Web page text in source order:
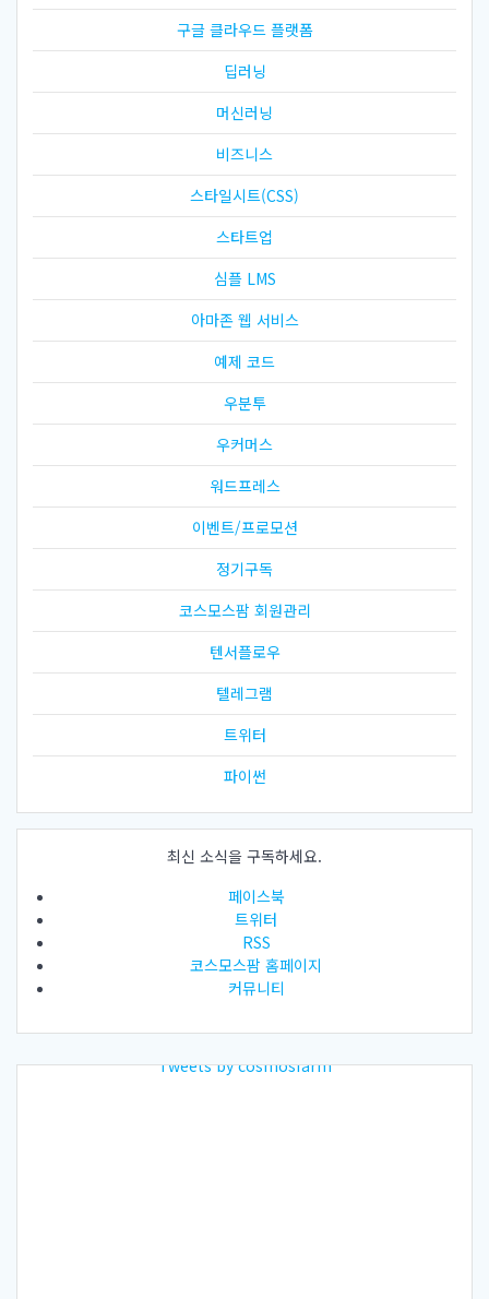
구글 클라우드 플랫폼
딥러닝
머신러닝
비즈니스
스타일시트(CSS)
스타트업
심플 LMS
아마존 웹 서비스
예제 코드
우분투
우커머스
워드프레스
이벤트/프로모션
정기구독
코스모스팜 회원관리
텐서플로우
텔레그램
트위터
파이썬
최신 소식을 구독하세요.
페이스북
트위터
RSS
코스모스팜 홈페이지
커뮤니티
Tweets by cosmosfarm